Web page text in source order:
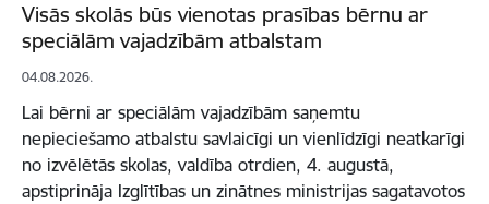
Visās skolās būs vienotas prasības bērnu ar
speciālām vajadzībām atbalstam
04.08.2026.
Lai bērni ar speciālām vajadzībām saņemtu
nepieciešamo atbalstu savlaicīgi un vienlīdzīgi neatkarīgi
no izvēlētās skolas, valdība otrdien, 4. augustā,
apstiprināja Izglītības un zinātnes ministrijas sagatavotos